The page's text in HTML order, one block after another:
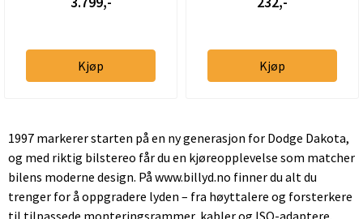
Kjøp Kjøp
1997 markerer starten på en ny generasjon for Dodge Dakota,
og med riktig bilstereo får du en kjøreopplevelse som matcher
bilens moderne design. På www.billyd.no finner du alt du
trenger for å oppgradere lyden – fra høyttalere og forsterkere
til tilpassede monteringsrammer, kabler og ISO-adaptere.